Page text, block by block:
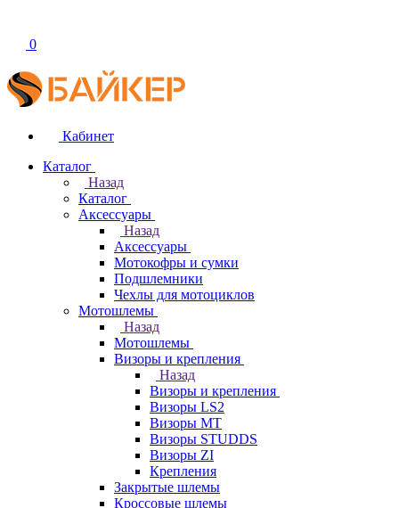
0
Кабинет
Каталог
Назад
Каталог
Аксессуары
Назад
Аксессуары
Мотокофры и сумки
Подшлемники
Чехлы для мотоциклов
Мотошлемы
Назад
Мотошлемы
Визоры и крепления
Назад
Визоры и крепления
Визоры LS2
Визоры MT
Визоры STUDDS
Визоры ZI
Крепления
Закрытые шлемы
Кроссовые шлемы